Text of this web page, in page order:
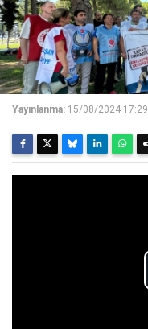
Yayınlanma: 15/08/2024 17:29